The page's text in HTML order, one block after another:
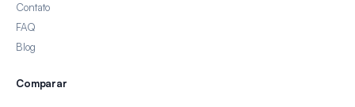
Contato
FAQ
Blog
Comparar